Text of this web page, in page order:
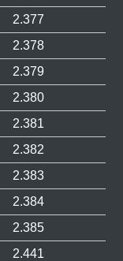
2.377
2.378
2.379
2.380
2.381
2.382
2.383
2.384
2.385
2.441